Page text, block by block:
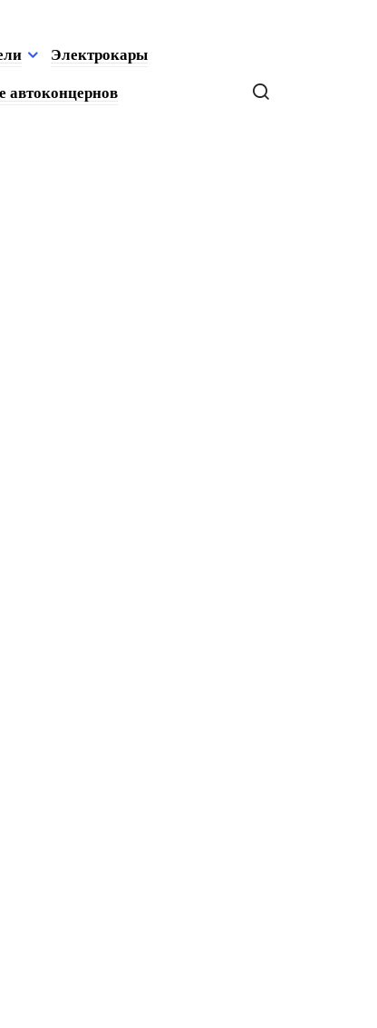
Электрокары
автоконцернов